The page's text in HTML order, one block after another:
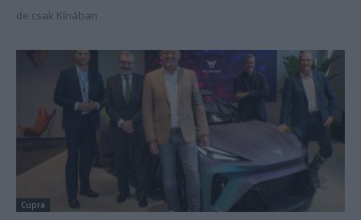
de csak Kínában
Cupra